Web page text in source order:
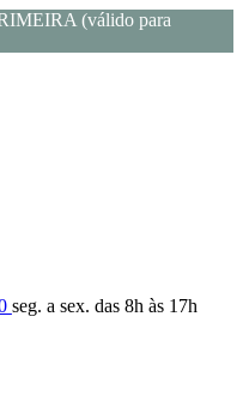
(válido para
seg. a sex. das 8h às 17h